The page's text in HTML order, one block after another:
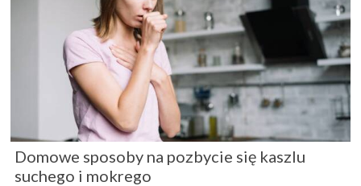
Domowe sposoby na pozbycie się kaszlu
suchego i mokrego